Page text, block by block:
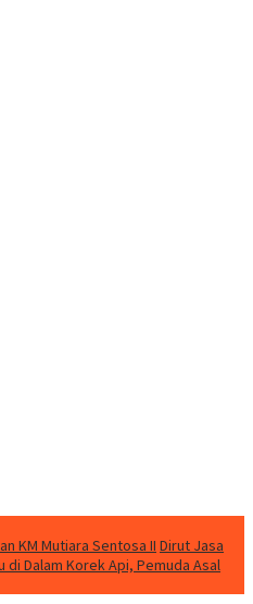
KM Mutiara Sentosa II Dirut Jasa
di Dalam Korek Api, Pemuda Asal